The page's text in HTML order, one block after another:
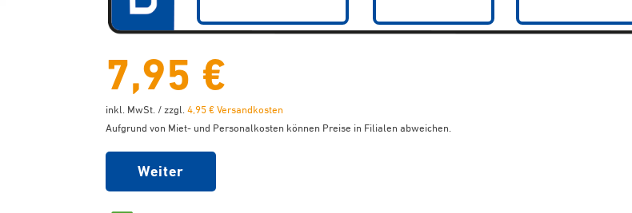
7,95 €
inkl. MwSt. / zzgl. 4,95 € Versandkosten
Aufgrund von Miet- und Personalkosten können Preise in Filialen abweichen.
Weiter